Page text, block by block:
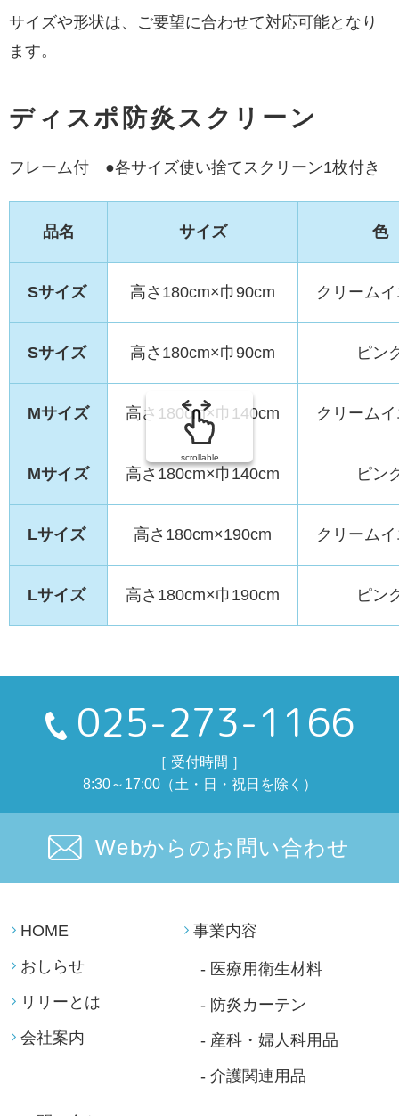
サイズや形状は、ご要望に合わせて対応可能となり
ます。
ディスポ防炎スクリーン
フレーム付 ●各サイズ使い捨てスクリーン1枚付き
品名 サイズ 色
Sサイズ 高さ180cm×巾90cm クリーム
Sサイズ 高さ180cm×巾90cm ピン
Mサイズ 高さ180cm×巾140cm クリーム
Mサイズ 高さ180cm×巾140cm ピン
Lサイズ 高さ180cm×190cm クリーム
Lサイズ 高さ180cm×巾190cm ピン
scrollable
025-273-1166
［ 受付時間 ］
8:30～17:00（土・日・祝日を除く）
Webからのお問い合わせ
HOME
おしらせ
リリーとは
会社案内
事業内容
- 医療用衛生材料
- 防炎カーテン
- 産科・婦人科用品
- 介護関連用品